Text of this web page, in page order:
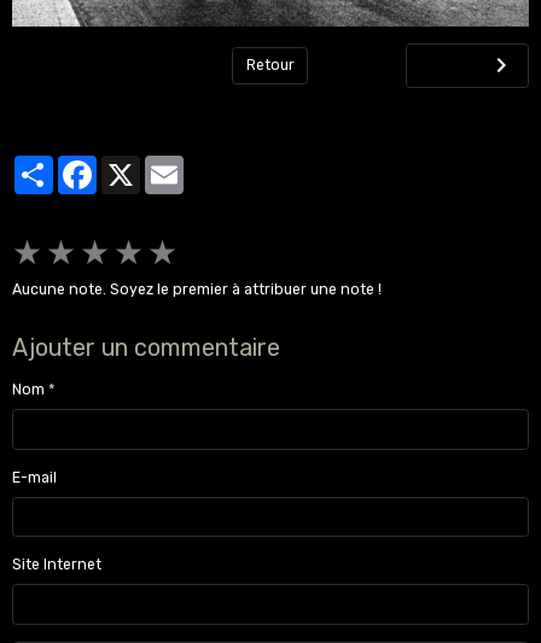
Retour
PartagerFacebook
★ ★ ★ ★ ★
Aucune note. Soyez le premier à attribuer une note !
Ajouter un commentaire
Nom
E-mail
Site Internet